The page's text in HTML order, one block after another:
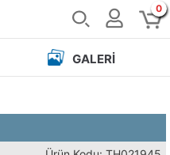
0
GALERI